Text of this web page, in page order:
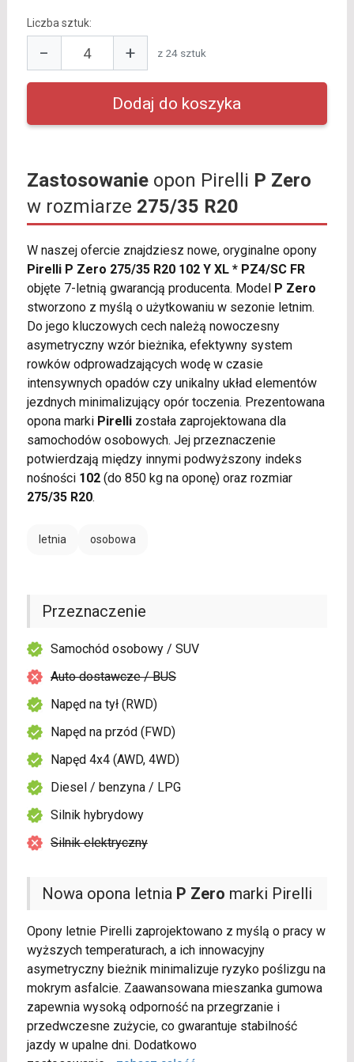
Liczba sztuk:
− + z 24 sztuk
Zastosowanieopon Pirelli P Zero
w rozmiarze 275/35 R20
W naszej ofercie znajdziesz nowe, oryginalne opony
Pirelli P Zero 275/35 R20 102 Y XL * PZ4/SC FR
objęte 7-letnią gwarancją producenta. Model P Zero
stworzono z myślą o użytkowaniu w sezonie letnim.
Do jego kluczowych cech należą nowoczesny
asymetryczny wzór bieżnika, efektywny system
rowków odprowadzających wodę w czasie
intensywnych opadów czy unikalny układ elementów
jezdnych minimalizujący opór toczenia. Prezentowana
opona marki Pirellizostała zaprojektowana dla
samochodów osobowych. Jej przeznaczenie
potwierdzają między innymi podwyższony indeks
nośności 102(do 850 kg na oponę) oraz rozmiar
275/35 R20.
letnia osobowa
Nowa opona letnia P Zero marki Pirelli
Opony letnie Pirelli zaprojektowano z myślą o pracy w
wyższych temperaturach, a ich innowacyjny
asymetryczny bieżnik minimalizuje ryzyko poślizgu na
mokrym asfalcie. Zaawansowana mieszanka gumowa
zapewnia wysoką odporność na przegrzanie i
przedwczesne zużycie, co gwarantuje stabilność
jazdy w upalne dni. Dodatkowo
Przeznaczenie
Samochód osobowy / SUV
Auto dostawcze / BUS
Napęd na tył (RWD)
Napęd na przód (FWD)
Napęd 4x4 (AWD, 4WD)
Diesel / benzyna / LPG
Silnik hybrydowy
Silnik elektryczny